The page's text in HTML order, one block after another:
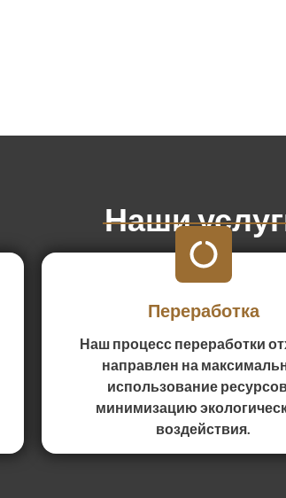
Наши
Переработка
Наш процесс переработки
направлен на
использование
минимизацию
воздействия.